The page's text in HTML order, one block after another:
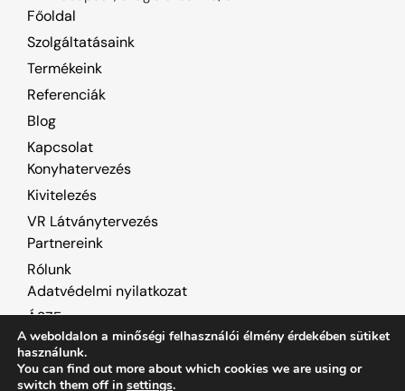
Főoldal
Szolgáltatásaink
Termékeink
Referenciák
Blog
Kapcsolat
Konyhatervezés
Kivitelezés
VR Látványtervezés
Partnereink
Rólunk
Adatvédelmi nyilatkozat
ÁSZF
Süti beállítások
A weboldalon a minőségi felhasználói élmény érdekében sütiket
használunk.
You can find out more about which cookies we are using or
switch them off in settings.